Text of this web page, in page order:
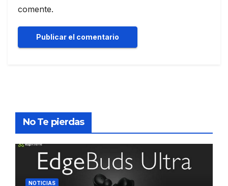
comente.
No Te pierdas
NOTICIAS